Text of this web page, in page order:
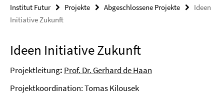
Institut Futur
Projekte Abgeschlossene Projekte
Ideen
Initiative Zukunft
Ideen Initiative Zukunft
Projektleitung: Prof. Dr. Gerhard de Haan
Projektkoordination: Tomas Kilousek